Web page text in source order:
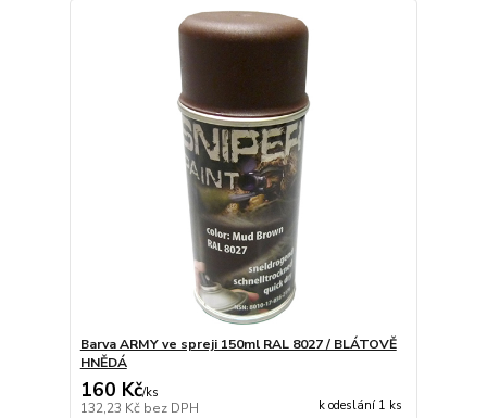
Barva ARMY ve spreji 150ml RAL 8027 / BLÁTOVĚ
HNĚDÁ
160 Kč/ks
132,23 Kč bez DPH k odeslání 1 ks